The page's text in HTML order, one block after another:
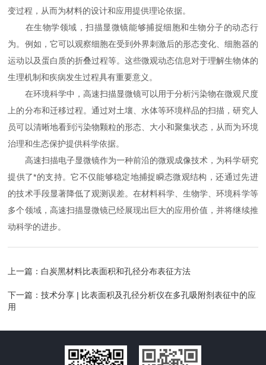
变过程，从而为材料的设计和应用提供理论依据。
在生物学领域，扫描显微镜能够捕捉细胞和生物分子的动态行
为。例如，它可以观察细胞在受到外界刺激后的形态变化、细胞器的
运动以及蛋白质的折叠过程等。这些微观动态信息对于理解生物体的
生理机制和疾病发生过程具有重要意义。
在环境科学中，高速扫描显微镜可以用于分析污染物在微观尺度
上的分布和迁移过程。通过对土壤、水体等环境样品的扫描，研究人
员可以清晰地看到污染物颗粒的形态、大小和聚集状态，从而为环境
治理和生态保护提供科学依据。
高速扫描电子显微镜作为一种前沿的微观成像技术，为科学研究
提供了*的支持。它不仅能够稳定地捕捉瞬态微观结构，还通过先进
的技术手段显著降低了观测误差。在材料科学、生物学、环境科学等
多个领域，高速扫描显微镜已经展现出巨大的应用价值，并将继续推
动科学的进步。
上一篇： 白炭黑材料比表面积和孔径分布表征方法
下一篇：技术分享 | 比表面积及孔径分析仪在多孔吸附剂表征中的应
用